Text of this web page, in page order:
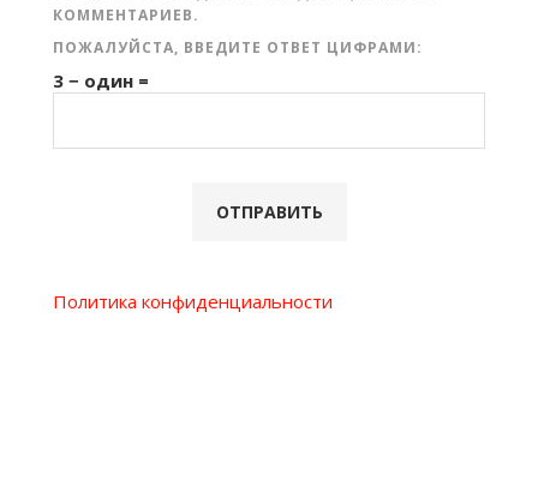
КОММЕНТАРИЕВ.
ПОЖАЛУЙСТА, ВВЕДИТЕ ОТВЕТ ЦИФРАМИ:
3 − один =
Политика конфиденциальности